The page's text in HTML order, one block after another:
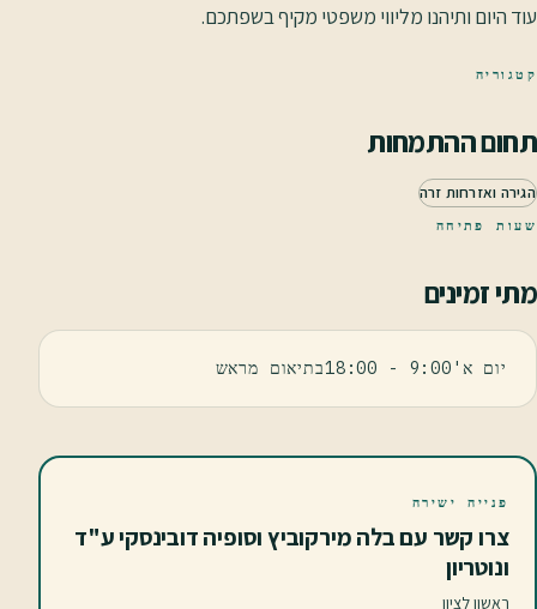
עוד היום ותיהנו מליווי משפטי מקיף בשפתכם.
קטגוריה
תחום ההתמחות
הגירה ואזרחות זרה
שעות פתיחה
מתי זמינים
יום א'9:00 - 18:00בתיאום מראש
פנייה ישירה
צרו קשר עם בלה מירקוביץ וסופיה דובינסקי ע"ד
ונוטריון
ראשון לציון